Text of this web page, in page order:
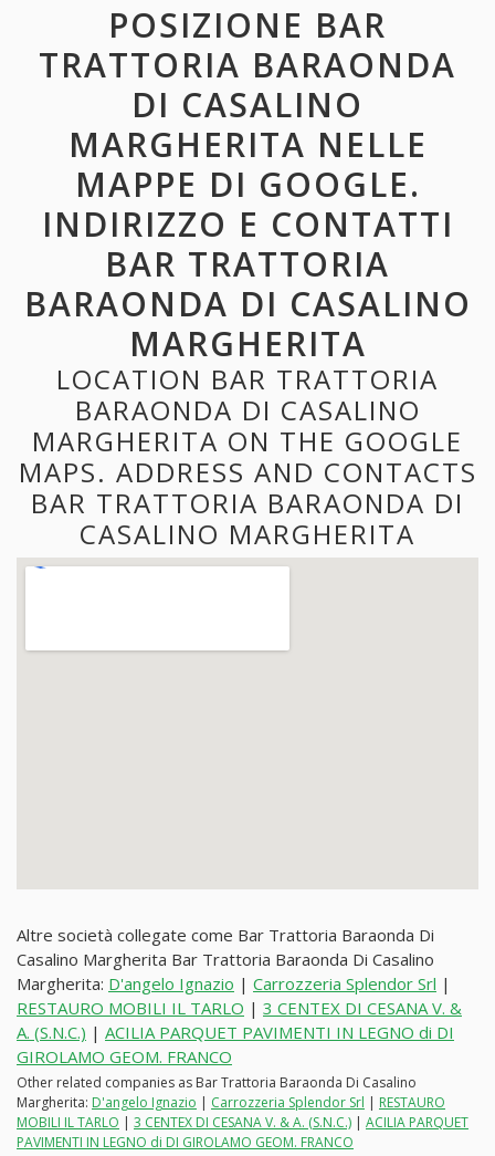
POSIZIONE BAR
TRATTORIA BARAONDA
DI CASALINO
MARGHERITA NELLE
MAPPE DI GOOGLE.
INDIRIZZO E CONTATTI
BAR TRATTORIA
BARAONDA DI CASALINO
MARGHERITA
LOCATION BAR TRATTORIA
BARAONDA DI CASALINO
MARGHERITA ON THE GOOGLE
MAPS. ADDRESS AND CONTACTS
BAR TRATTORIA BARAONDA DI
CASALINO MARGHERITA
Altre società collegate come Bar Trattoria Baraonda Di
Casalino Margherita Bar Trattoria Baraonda Di Casalino
Margherita: D'angelo Ignazio | Carrozzeria Splendor Srl |
RESTAURO MOBILI IL TARLO | 3 CENTEX DI CESANA V. &
A. (S.N.C.) | ACILIA PARQUET PAVIMENTI IN LEGNO di DI
GIROLAMO GEOM. FRANCO
Other related companies as Bar Trattoria Baraonda Di Casalino
Margherita: D'angelo Ignazio | Carrozzeria Splendor Srl | RESTAURO
MOBILI IL TARLO | 3 CENTEX DI CESANA V. & A. (S.N.C.) | ACILIA PARQUET
PAVIMENTI IN LEGNO di DI GIROLAMO GEOM. FRANCO